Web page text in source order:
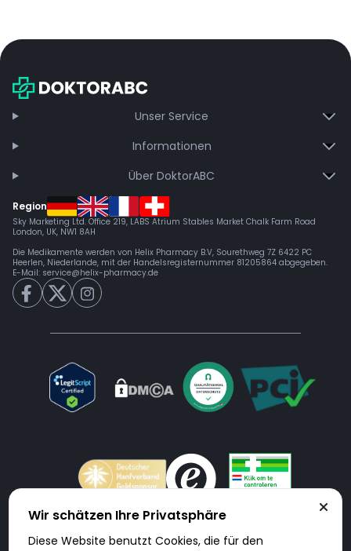
Unser Service
Informationen
Über DoktorABC
Region
Sky Marketing Ltd. Office 219, LABS Atrium Stables Market Chalk Farm Road
London, UK, NW1 8AH
Die Medikamente werden von Helix Pharmacy B.V, Sourethweg 7Z 6422 PC
Heerlen, Niederlande, mit der Handelsregisternummer 81205864 abgegeben.
E-Mail: service@helix-pharmacy.de
Doktorabc.com ist eine Vermittlungsplattform. Doktorabc ist ausdrücklich
Wir schätzen Ihre Privatsphäre
Diese Website benutzt Cookies, die für den